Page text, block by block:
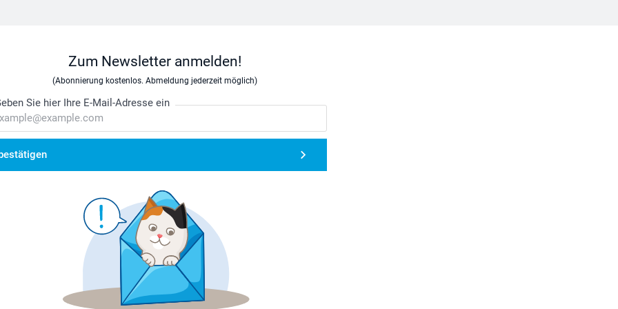
Zum Newsletter anmelden!
(Abonnierung kostenlos. Abmeldung jederzeit möglich)
Sie hier Ihre E-Mail-Adresse ein